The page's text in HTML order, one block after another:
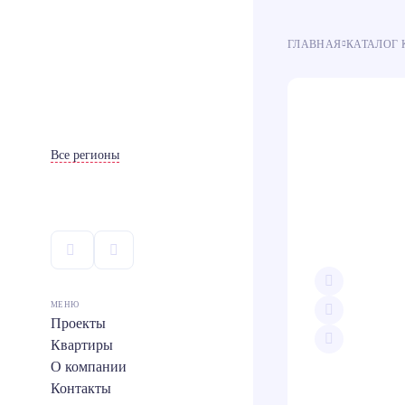
Все регионы
МЕНЮ
Проекты
Квартиры
О компании
Контакты
ГЛАВНАЯ КАТАЛОГ